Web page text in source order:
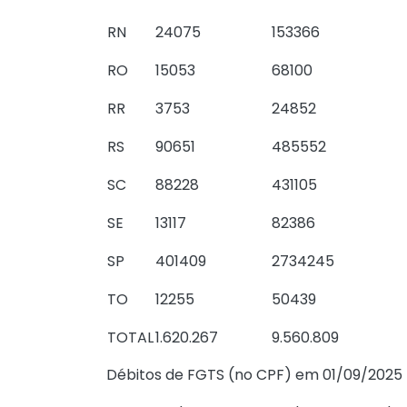
RN
24075
153366
RO
15053
68100
RR
3753
24852
RS
90651
485552
SC
88228
431105
SE
13117
82386
SP
401409
2734245
TO
12255
50439
TOTAL1.620.267
9.560.809
Débitos de FGTS (no CPF) em 01/09/